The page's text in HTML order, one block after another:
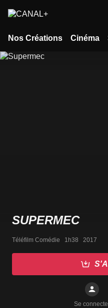
Nos Créations Cinéma
SUPERMEC
Téléfilm Comédie   1h38   2017
Se